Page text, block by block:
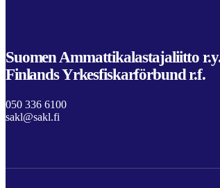
Suomen Ammattikalastajaliitto
Finlands Yrkesfiskarförbund r.f.
050 336 6100
sakl@sakl.fi